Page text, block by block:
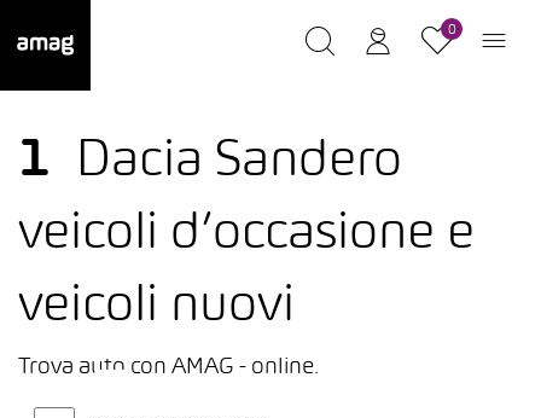
0
1
Dacia Sandero
veicoli d’occasione e
veicoli nuovi
Trova auto con AMAG - online.